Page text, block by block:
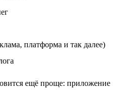
платформа и так далее)
ещё проще: приложение